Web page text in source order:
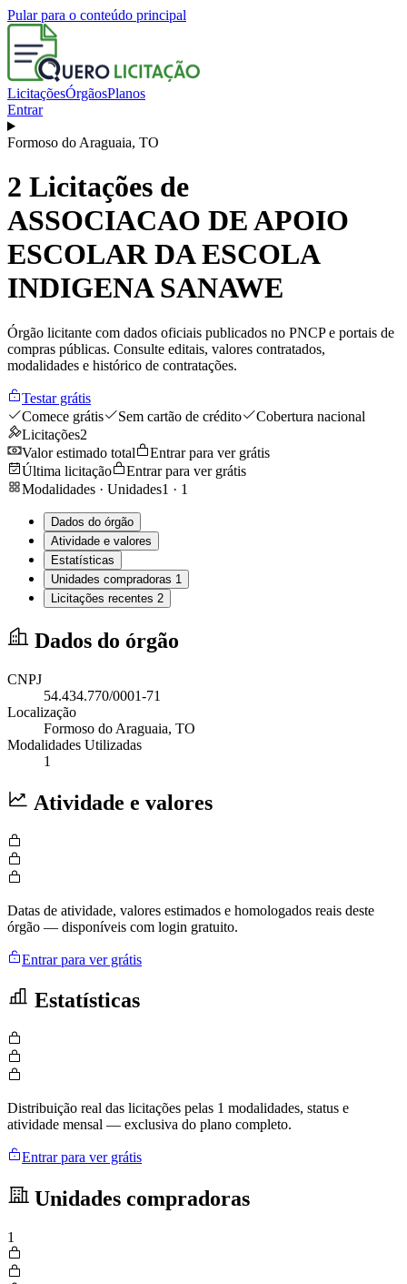
Pular para o conteúdo principal
LicitaçõesÓrgãosPlanos
Entrar
Formoso do Araguaia, TO
2 Licitações de
ASSOCIACAO DE APOIO
ESCOLAR DA ESCOLA
INDIGENA SANAWE
Órgão licitante com dados oficiais publicados no PNCP e portais de
compras públicas. Consulte editais, valores contratados,
modalidades e histórico de contratações.
Testar grátis
Comece grátis
Sem cartão de crédito
Cobertura nacional
Licitações2
Valor estimado total
Entrar para ver grátis
Última licitação
Entrar para ver grátis
Modalidades · Unidades1 · 1
Dados do órgão
Atividade e valores
Estatísticas
Unidades compradoras 1
Licitações recentes 2
Dados do órgão
CNPJ
54.434.770/0001-71
Localização
Formoso do Araguaia, TO
Modalidades Utilizadas
1
Atividade e valores
Datas de atividade, valores estimados e homologados reais deste
órgão — disponíveis com login gratuito.
Entrar para ver grátis
Estatísticas
Distribuição real das licitações pelas 1 modalidades, status e
atividade mensal — exclusiva do plano completo.
Entrar para ver grátis
Unidades compradoras
1